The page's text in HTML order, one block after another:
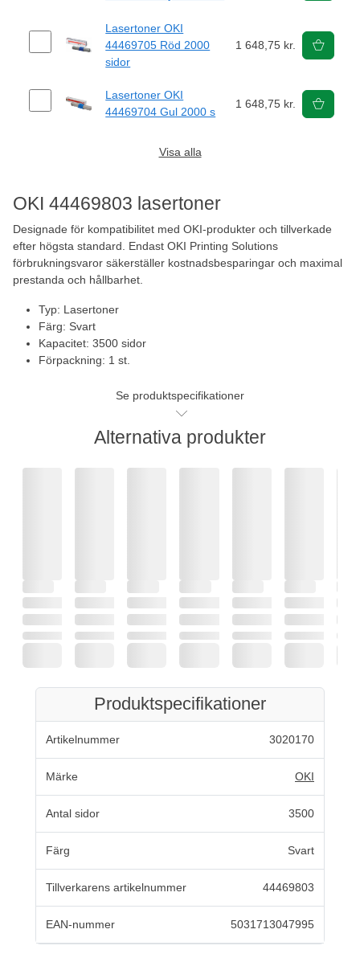
OKI 44469803 lasertoner
Designade för kompatibilitet med OKI-produkter och tillverkade
efter högsta standard. Endast OKI Printing Solutions
förbrukningsvaror säkerställer kostnadsbesparingar och maximal
prestanda och hållbarhet.
Typ: Lasertoner
Färg: Svart
Kapacitet: 3500 sidor
Förpackning: 1 st.
Se produktspecifikationer
Lasertoner OKI
44469705 Röd 2000
sidor
1 648,75 kr.
Lasertoner OKI
44469704 Gul 2000 s
1 648,75 kr.
Visa alla
Alternativa produkter
Produktspecifikationer
Artikelnummer 3020170
Märke OKI
Antal sidor 3500
Färg Svart
Tillverkarens artikelnummer 44469803
EAN-nummer 5031713047995